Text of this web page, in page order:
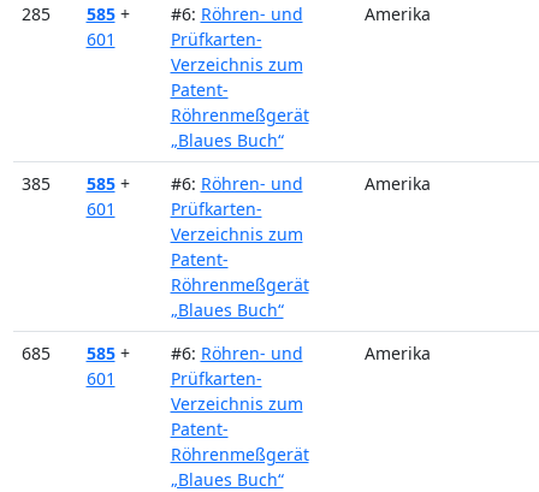
285 585 +
601
#6: Röhren- und
Prüfkarten-
Verzeichnis zum
Patent-
Röhrenmeßgerät
„Blaues Buch“
Amerika
385 585 +
601
#6: Röhren- und
Prüfkarten-
Verzeichnis zum
Patent-
Röhrenmeßgerät
„Blaues Buch“
Amerika
685 585 +
601
#6: Röhren- und
Prüfkarten-
Verzeichnis zum
Patent-
Röhrenmeßgerät
„Blaues Buch“
Amerika